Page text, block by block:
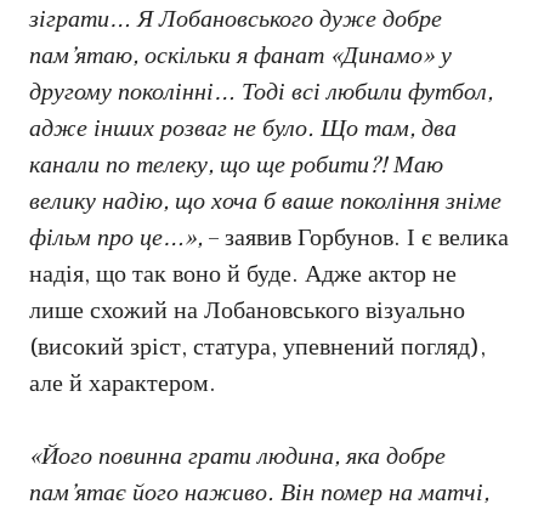
зіграти… Я Лобановського дуже добре
пам’ятаю, оскільки я фанат «Динамо» у
другому поколінні… Тоді всі любили футбол,
адже інших розваг не було. Що там, два
канали по телеку, що ще робити?! Маю
велику надію, що хоча б ваше покоління зніме
фільм про це…», – заявив Горбунов. І є велика
надія, що так воно й буде. Адже актор не
лише схожий на Лобановського візуально
(високий зріст, статура, упевнений погляд),
але й характером.
«Його повинна грати людина, яка добре
пам’ятає його наживо. Він помер на матчі,